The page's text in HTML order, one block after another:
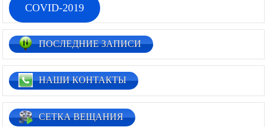
COVID-2019
ПОСЛЕДНИЕ ЗАПИСИ
НАШИ КОНТАКТЫ
СЕТКА ВЕЩАНИЯ